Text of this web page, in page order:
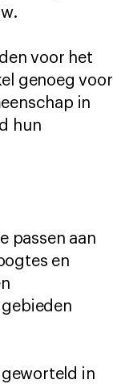
voor het
genoeg voor
in
hun
passen aan
en
in